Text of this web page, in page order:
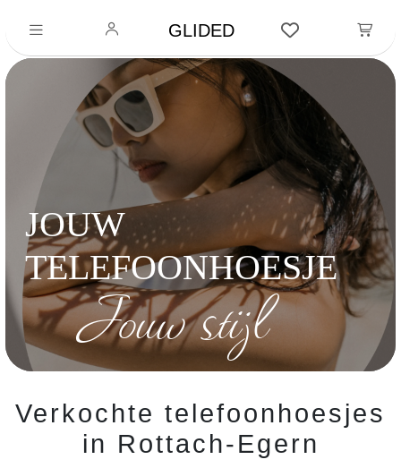
GLIDED
JOUW
TELEFOONHOESJE
Jouw stijl
Verkochte telefoonhoesjes
in Rottach-Egern